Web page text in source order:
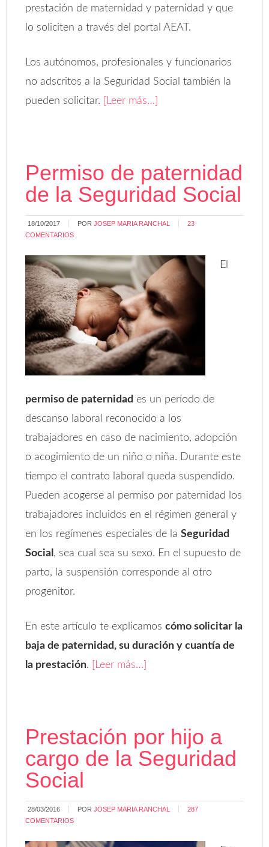
prestación de maternidad y paternidad y que
lo soliciten a través del portal AEAT.
Los autónomos, profesionales y funcionarios
no adscritos a la Seguridad Social también la
pueden solicitar.
[Leer más…]
Permiso de paternidad
de la Seguridad Social
18/10/2017 PORJOSEP MARIA RANCHAL
23
COMENTARIOS
El
permiso de paternidad es un período de
descanso laboral reconocido a los
trabajadores en caso de nacimiento, adopción
o acogimiento de un niño o niña. Durante este
tiempo el contrato laboral queda suspendido.
Pueden acogerse al permiso por paternidad los
trabajadores incluidos en el régimen general y
en los regímenes especiales de laSeguridad
Social , sea cual sea su sexo. En el supuesto de
parto, la suspensión corresponde al otro
progenitor.
En este artículo te explicamoscómo solicitar la
baja de paternidad, su duración y cuantía de
la prestación. [Leer más…]
Prestación por hijo a
cargo de la Seguridad
Social
28/03/2016 PORJOSEP MARIA RANCHAL
287
COMENTARIOS